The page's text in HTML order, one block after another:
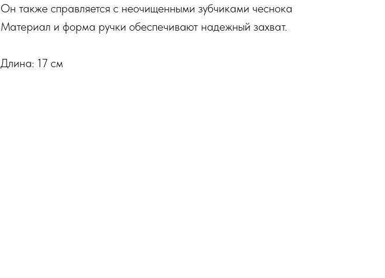
Он также справляется с неочищенными зубчиками чеснока
Материал и форма ручки обеспечивают надежный захват.
Длина: 17 см